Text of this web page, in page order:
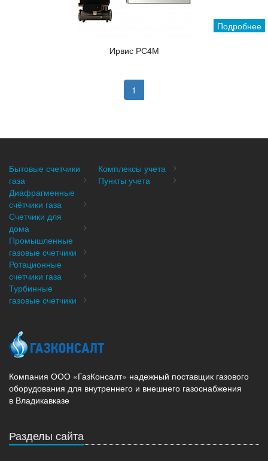
Подробнее
Ирвис РС4М
1
Бытовые счетчики
газа
Диафрагменные
счётчики газа
Счетчики для
дома
Промышленные
газовые счетчики
Ротационные
счетчики газа
Турбинные
газовые счетчики
Комплексы учета
Пункты учета
Компания ООО «ГазКонсалт» надежный поставщик газового
оборудования для внутреннего и внешнего газоснабжения
в Владикавказе
Разделы сайта